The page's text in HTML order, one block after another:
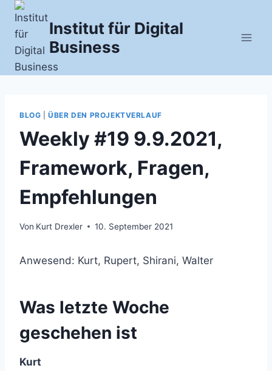
Zum
Inhalt
springen
Institut für Digital
Business
BLOG |ÜBER DEN PROJEKTVERLAUF
Weekly #19 9.9.2021,
Framework, Fragen,
Empfehlungen
Von Kurt Drexler 10. September 2021
Anwesend: Kurt, Rupert, Shirani, Walter
Was letzte Woche
geschehen ist
Kurt